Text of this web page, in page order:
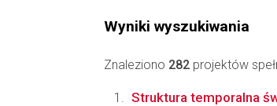
Wyniki wyszukiwania
Znaleziono 282 projektów
Struktura temporalna